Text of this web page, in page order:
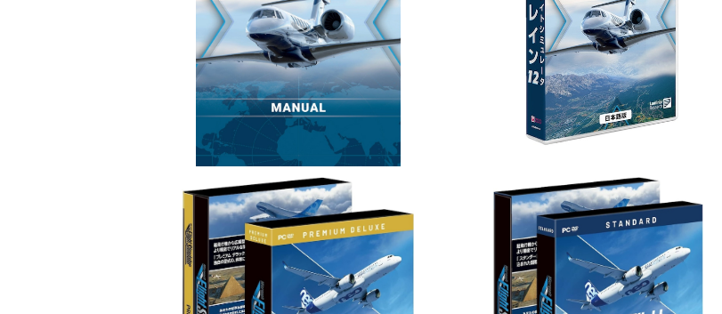
XPLANE12 リプライス版用 日本語マニュア
ル
¥1,000
フライトシミュレータ Xプレイン12 日本語
リプライス版
¥7,800
SOLD OUT SOLD OUT